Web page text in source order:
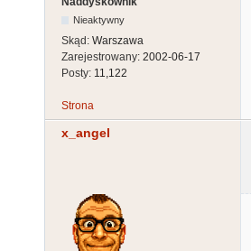
Nieaktywny
Skąd: Warszawa
Zarejestrowany: 2002-06-17
Posty: 11,122
Strona
x_angel